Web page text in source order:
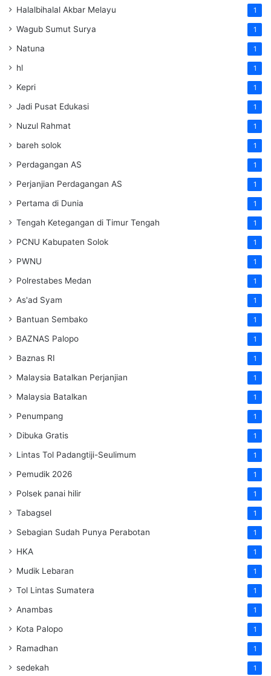
Halalbihalal Akbar Melayu 1
Wagub Sumut Surya 1
Natuna 1
hl 1
Kepri 1
Jadi Pusat Edukasi 1
Nuzul Rahmat 1
bareh solok 1
Perdagangan AS 1
Perjanjian Perdagangan AS 1
Pertama di Dunia 1
Tengah Ketegangan di Timur Tengah 1
PCNU Kabupaten Solok 1
PWNU 1
Polrestabes Medan 1
As'ad Syam 1
Bantuan Sembako 1
BAZNAS Palopo 1
Baznas RI 1
Malaysia Batalkan Perjanjian 1
Malaysia Batalkan 1
Penumpang 1
Dibuka Gratis 1
Lintas Tol Padangtiji-Seulimum 1
Pemudik 2026 1
Polsek panai hilir 1
Tabagsel 1
Sebagian Sudah Punya Perabotan 1
HKA 1
Mudik Lebaran 1
Tol Lintas Sumatera 1
Anambas 1
Kota Palopo 1
Ramadhan 1
sedekah 1